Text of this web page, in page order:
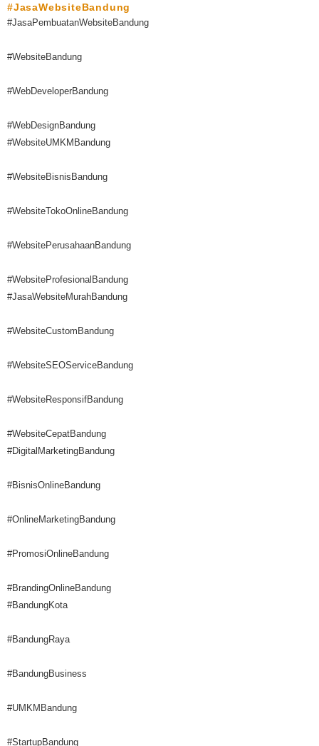
#JasaWebsiteBandung
#JasaPembuatanWebsiteBandung
#WebsiteBandung
#WebDeveloperBandung
#WebDesignBandung
#WebsiteUMKMBandung
#WebsiteBisnisBandung
#WebsiteTokoOnlineBandung
#WebsitePerusahaanBandung
#WebsiteProfesionalBandung
#JasaWebsiteMurahBandung
#WebsiteCustomBandung
#WebsiteSEOServiceBandung
#WebsiteResponsifBandung
#WebsiteCepatBandung
#DigitalMarketingBandung
#BisnisOnlineBandung
#OnlineMarketingBandung
#PromosiOnlineBandung
#BrandingOnlineBandung
#BandungKota
#BandungRaya
#BandungBusiness
#UMKMBandung
#StartupBandung